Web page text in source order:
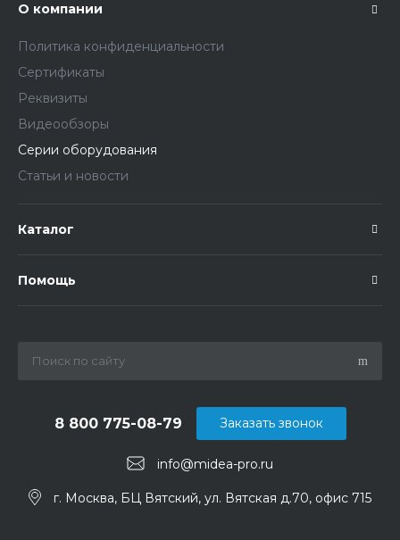
О компании
Политика конфиденциальности
Сертификаты
Реквизиты
Видеообзоры
Серии оборудования
Статьи и новости
Каталог
Помощь
info@midea-pro.ru
8 800 775-08-79
г. Москва, БЦ Вятский, ул. Вятская д.70, офис 715
Заказать звонок